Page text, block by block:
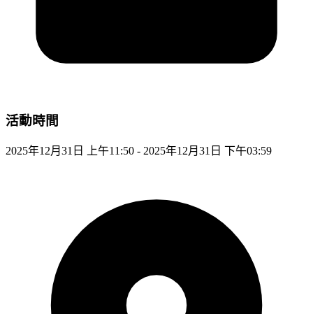
活動時間
2025年12月31日 上午11:50 - 2025年12月31日 下午03:59